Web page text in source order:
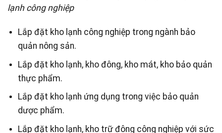
lạnh công nghiệp
Lắp đặt kho lạnh công nghiệp trong ngành bảo
quản nông sản.
Lắp đặt kho lạnh, kho đông, kho mát, kho bảo quản
thực phẩm.
Lắp đặt kho lạnh ứng dụng trong việc bảo quản
dược phẩm.
Lắp đặt kho lạnh, kho trữ đông công nghiệp với sức